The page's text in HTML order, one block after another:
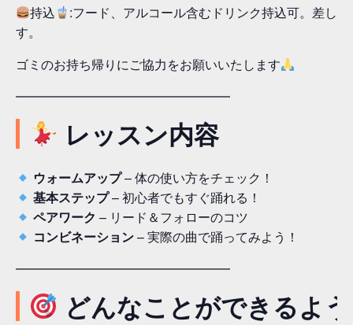
持込
:フード、アルコール含むドリンク持込可。差し
す。
ゴミのお持ち帰りにご協力をお願いいたします
━━━━━━━━━━━━━━━━━
レッスン内容
ウォームアップ– 体の使い方をチェック！
基本ステップ– 初心者でもすぐ踊れる！
ペアワーク – リード＆フォローのコツ
コンビネーション– 実際の曲で踊ってみよう！
━━━━━━━━━━━━━━━━━
どんなことができるよ